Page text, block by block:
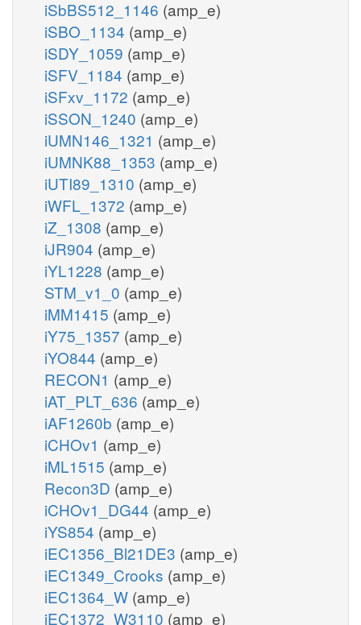
iSbBS512_1146 (amp_e)
iSBO_1134 (amp_e)
iSDY_1059 (amp_e)
iSFV_1184 (amp_e)
iSFxv_1172 (amp_e)
iSSON_1240 (amp_e)
iUMN146_1321 (amp_e)
iUMNK88_1353 (amp_e)
iUTI89_1310 (amp_e)
iWFL_1372 (amp_e)
iZ_1308 (amp_e)
iJR904 (amp_e)
iYL1228 (amp_e)
STM_v1_0 (amp_e)
iMM1415 (amp_e)
iY75_1357 (amp_e)
iYO844 (amp_e)
RECON1 (amp_e)
iAT_PLT_636 (amp_e)
iAF1260b (amp_e)
iCHOv1 (amp_e)
iML1515 (amp_e)
Recon3D (amp_e)
iCHOv1_DG44 (amp_e)
iYS854 (amp_e)
iEC1356_Bl21DE3 (amp_e)
iEC1349_Crooks (amp_e)
iEC1364_W (amp_e)
iEC1372_W3110 (amp_e)